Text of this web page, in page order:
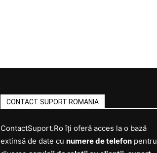
CONTACT SUPORT ROMANIA
ContactSuport.Ro îți oferă acces la o bază
extinsă de date cu numere de telefon pentru